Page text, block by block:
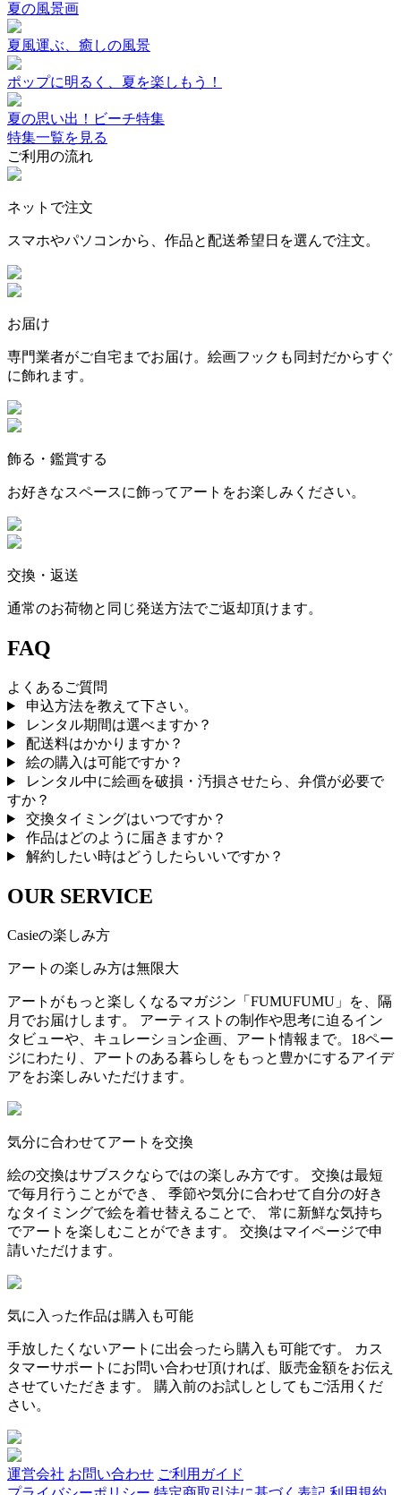
夏の風景画
夏風運ぶ、癒しの風景
ポップに明るく、夏を楽しもう！
夏の思い出！ビーチ特集
特集一覧を見る
ご利用の流れ
ネットで注文
スマホやパソコンから、作品と配送希望日を選んで注文。
お届け
専門業者がご自宅までお届け。絵画フックも同封だからすぐ
に飾れます。
飾る・鑑賞する
お好きなスペースに飾ってアートをお楽しみください。
交換・返送
通常のお荷物と同じ発送方法でご返却頂けます。
FAQ
よくあるご質問
申込方法を教えて下さい。
レンタル期間は選べますか？
配送料はかかりますか？
絵の購入は可能ですか？
レンタル中に絵画を破損・汚損させたら、弁償が必要で
すか？
交換タイミングはいつですか？
作品はどのように届きますか？
解約したい時はどうしたらいいですか？
OUR SERVICE
Casieの楽しみ方
アートの楽しみ方は無限大
アートがもっと楽しくなるマガジン「FUMUFUMU」を、隔
月でお届けします。 アーティストの制作や思考に迫るイン
タビューや、キュレーション企画、アート情報まで。18ペー
ジにわたり、アートのある暮らしをもっと豊かにするアイデ
アをお楽しみいただけます。
気分に合わせてアートを交換
絵の交換はサブスクならではの楽しみ方です。 交換は最短
で毎月行うことができ、 季節や気分に合わせて自分の好き
なタイミングで絵を着せ替えることで、 常に新鮮な気持ち
でアートを楽しむことができます。 交換はマイページで申
請いただけます。
気に入った作品は購入も可能
手放したくないアートに出会ったら購入も可能です。 カス
タマーサポートにお問い合わせ頂ければ、販売金額をお伝え
させていただきます。 購入前のお試しとしてもご活用くだ
さい。
運営会社 お問い合わせ ご利用ガイド